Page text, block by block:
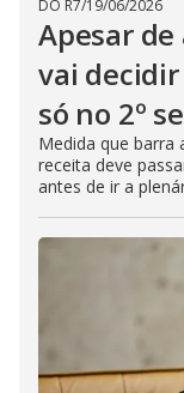
DO R7/19/06/2026
Apesar de
vai
só no 2º
Medida que barra
receita deve
antes de ir a